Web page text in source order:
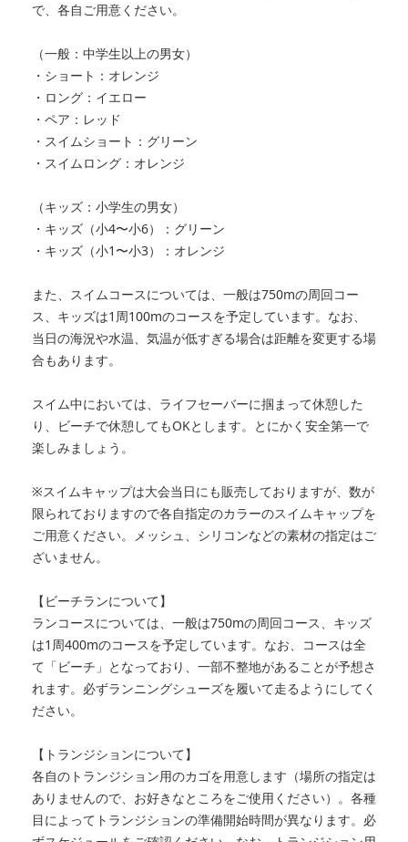
で、各自ご用意ください。
（一般：中学生以上の男女）
・ショート：オレンジ
・ロング：イエロー
・ペア：レッド
・スイムショート：グリーン
・スイムロング：オレンジ
（キッズ：小学生の男女）
・キッズ（小4〜小6）：グリーン
・キッズ（小1〜小3）：オレンジ
また、スイムコースについては、一般は750mの周回コー
ス、キッズは1周100mのコースを予定しています。なお、
当日の海況や水温、気温が低すぎる場合は距離を変更する場
合もあります。
スイム中においては、ライフセーバーに掴まって休憩した
り、ビーチで休憩してもOKとします。とにかく安全第一で
楽しみましょう。
※スイムキャップは大会当日にも販売しておりますが、数が
限られておりますので各自指定のカラーのスイムキャップを
ご用意ください。メッシュ、シリコンなどの素材の指定はご
ざいません。
【ビーチランについて】
ランコースについては、一般は750mの周回コース、キッズ
は1周400mのコースを予定しています。なお、コースは全
て「ビーチ」となっており、一部不整地があることが予想さ
れます。必ずランニングシューズを履いて走るようにしてく
ださい。
【トランジションについて】
各自のトランジション用のカゴを用意します（場所の指定は
ありませんので、お好きなところをご使用ください）。各種
目によってトランジションの準備開始時間が異なります。必